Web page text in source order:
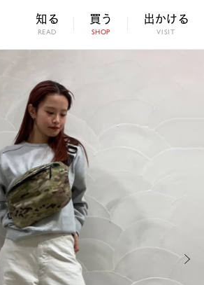
知る
READ
買う
SHOP
出かける
VISIT